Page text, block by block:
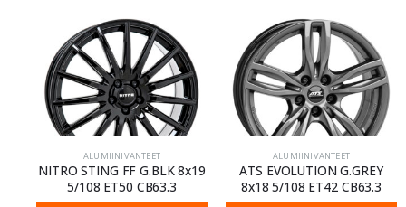
ALUMIINIVANTEET
NITRO STING FF G.BLK 8x19
5/108 ET50 CB63.3
ALUMIINIVANTEET
ATS EVOLUTION G.GREY
8x18 5/108 ET42 CB63.3